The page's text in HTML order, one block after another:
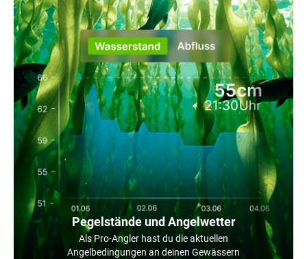
Pegelstände und Angelwetter
Als Pro-Angler hast du die aktuellen
Angelbedingungen an deinen Gewässern